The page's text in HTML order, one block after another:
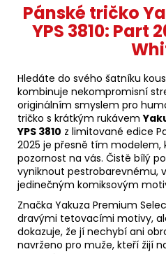
Pánské tričko
YPS 3810: Part
Hledáte do svého šatníku
kombinuje nekompromisní
originálním smyslem pro
tričko s krátkým rukávem
YPS 3810 z limitované edice
2025 je přesně tím modelem,
pozornost na vás. Čistě bílý
vyniknout pestrobarevnému,
jedinečným komiksovým
Značka Yakuza Premium
dravými tetovacími motivy,
dokazuje, že jí nechybí ani
navrženo pro muže, kteří žijí